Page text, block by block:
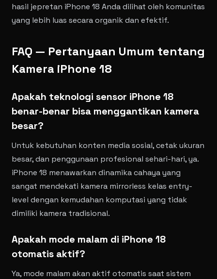
hasil jepretan iPhone 18 Anda dilihat oleh komunitas
yang lebih luas secara organik dan efektif.
FAQ — Pertanyaan Umum tentang
Kamera iPhone 18
Apakah teknologi sensor iPhone 18
benar-benar bisa menggantikan kamera
besar?
Untuk kebutuhan konten media sosial, cetak ukuran
besar, dan penggunaan profesional sehari-hari, ya.
iPhone 18 menawarkan dinamika cahaya yang
sangat mendekati kamera mirrorless kelas entry-
level dengan kemudahan komputasi yang tidak
dimiliki kamera tradisional.
Apakah mode malam di iPhone 18
otomatis aktif?
Ya, mode malam akan aktif otomatis saat sistem